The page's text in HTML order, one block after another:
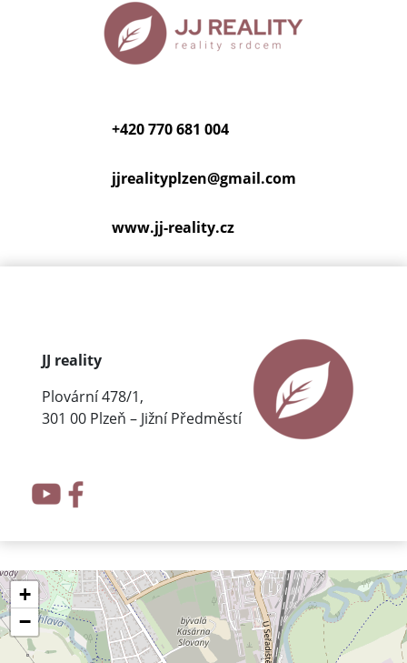
+420 770 681 004
jjrealityplzen@gmail.com
www.jj-reality.cz
JJ reality
Plovární 478/1,
301 00 Plzeň – Jižní Předměstí
+
−